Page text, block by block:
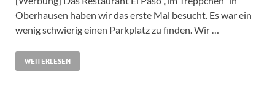
Oberhausen haben wir das erste Mal besucht. Es war ein
wenig schwierig einen Parkplatz zu finden. Wir …
WEITERLESEN